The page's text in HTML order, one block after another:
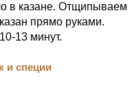
в казане. Отщипываем
прямо руками.
13 минут.